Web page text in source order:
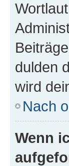
dulden
wird
Nach
Wenn